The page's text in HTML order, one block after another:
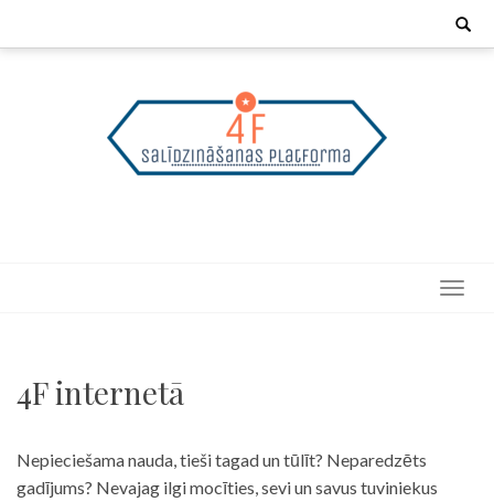
Search
4F internetā
Nepieciešama nauda, tieši tagad un tūlīt? Neparedzēts
gadījums? Nevajag ilgi mocīties, sevi un savus tuviniekus